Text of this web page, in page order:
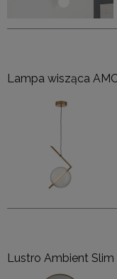
Lampa wisząca
Lustro Ambient Slim